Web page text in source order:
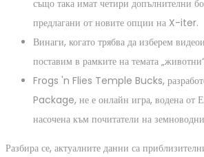
също така имат четири допълнителни
предлагани от новите опции на X-iter.
Винаги, когато трябва да изберем
поставим в рамките на темата
Frogs 'n Flies Temple Bucks,
Package, не е онлайн игра, водена от
насочена към почитатели на
Разбира се, актуалните данни са